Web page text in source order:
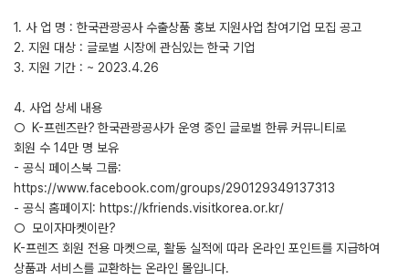
1. 사 업 명 : 한국관광공사 수출상품 홍보 지원사업 참여기업 모집 공고
2. 지원 대상 : 글로벌 시장에 관심있는 한국 기업
3. 지원 기간 : ~ 2023.4.26
4. 사업 상세 내용
○ K-프렌즈란? 한국관광공사가 운영 중인 글로벌 한류 커뮤니티로
회원 수 14만 명 보유
- 공식 페이스북 그룹:
https://www.facebook.com/groups/290129349137313
- 공식 홈페이지: https://kfriends.visitkorea.or.kr/
○ 모이자마켓이란?
K-프렌즈 회원 전용 마켓으로, 활동 실적에 따라 온라인 포인트를 지급하여
상품과 서비스를 교환하는 온라인 몰입니다.